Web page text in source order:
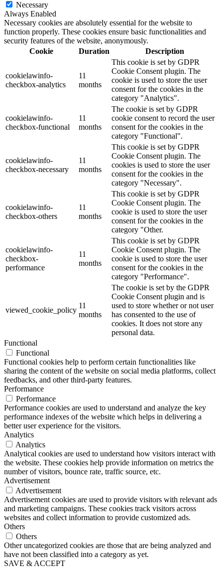
Necessary
Always Enabled
Necessary cookies are absolutely essential for the website to
function properly. These cookies ensure basic functionalities and
security features of the website, anonymously.
Cookie
Duration Description
cookielawinfo-
checkbox-analytics
11
months
This cookie is set by GDPR
Cookie Consent plugin. The
cookie is used to store the user
consent for the cookies in the
category "Analytics".
cookielawinfo-
checkbox-functional
11
months
The cookie is set by GDPR
cookie consent to record the user
consent for the cookies in the
category "Functional".
cookielawinfo-
checkbox-necessary
11
months
This cookie is set by GDPR
Cookie Consent plugin. The
cookies is used to store the user
consent for the cookies in the
category "Necessary".
cookielawinfo-
checkbox-others
11
months
This cookie is set by GDPR
Cookie Consent plugin. The
cookie is used to store the user
consent for the cookies in the
category "Other.
cookielawinfo-
checkbox-
performance
11
months
This cookie is set by GDPR
Cookie Consent plugin. The
cookie is used to store the user
consent for the cookies in the
category "Performance".
viewed_cookie_policy
11
months
The cookie is set by the GDPR
Cookie Consent plugin and is
used to store whether or not user
has consented to the use of
cookies. It does not store any
personal data.
Functional
Functional
Functional cookies help to perform certain functionalities like
sharing the content of the website on social media platforms, collect
feedbacks, and other third-party features.
Performance
Performance
Performance cookies are used to understand and analyze the key
performance indexes of the website which helps in delivering a
better user experience for the visitors.
Analytics
Analytics
Analytical cookies are used to understand how visitors interact with
the website. These cookies help provide information on metrics the
number of visitors, bounce rate, traffic source, etc.
Advertisement
Advertisement
Advertisement cookies are used to provide visitors with relevant ads
and marketing campaigns. These cookies track visitors across
websites and collect information to provide customized ads.
Others
Others
Other uncategorized cookies are those that are being analyzed and
have not been classified into a category as yet.
SAVE & ACCEPT